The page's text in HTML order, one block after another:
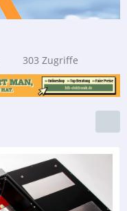
303 Zugriffe